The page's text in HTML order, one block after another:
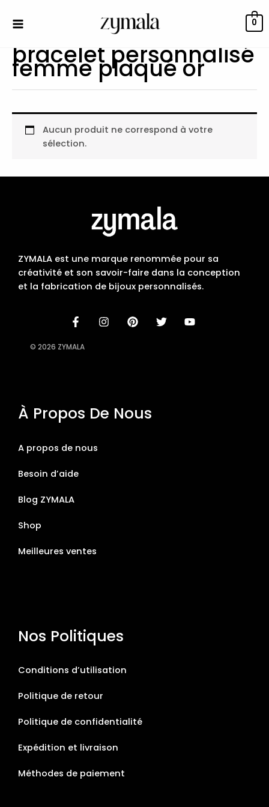
0
bracelet personnalisé
femme plaqué or
Aucun produit ne correspond à votre
sélection.
ZYMALA est une marque renommée pour sa
créativité et son savoir-faire dans la conception
et la fabrication de bijoux personnalisés.
© 2026 ZYMALA
À Propos De Nous
A propos de nous
Besoin d’aide
Blog ZYMALA
Shop
Meilleures ventes
Nos Politiques
Conditions d’utilisation
Politique de retour
Politique de confidentialité
Expédition et livraison
Méthodes de paiement